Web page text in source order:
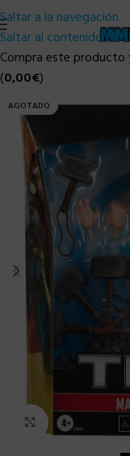
Saltar a la navegación
Saltar al contenido
Compra este producto
(0,00€)
AGOTADO
Clic para